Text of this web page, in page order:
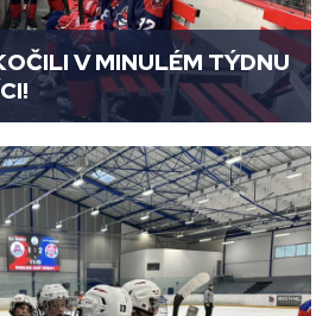
V MINULÉM TÝDNU